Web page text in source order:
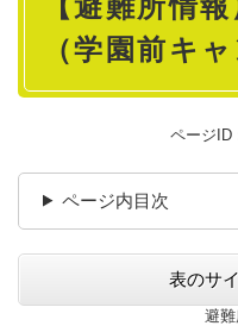
【避難所情
（学園前キ
ページID
ページ内目次
表のサ
避